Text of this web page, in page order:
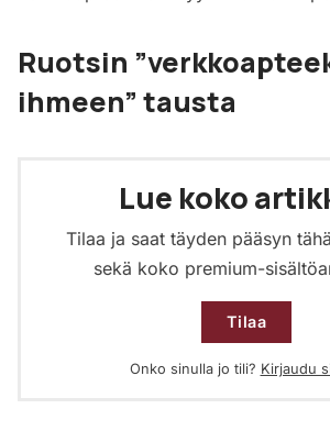
Ruotsin
ihmeen” tausta
Lue koko
Tilaa ja saat täyden pääsyn
sekä koko premium-
Tilaa
Onko sinulla jo tili? Kirjaudu